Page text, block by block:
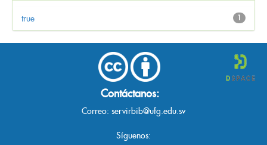
1
true
Contáctanos:
Correo: servirbib@ufg.edu.sv
Síguenos: